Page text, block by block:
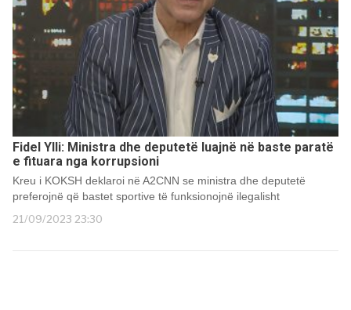
Fidel Ylli: Ministra dhe deputetë luajnë në baste paratë
e fituara nga korrupsioni
Kreu i KOKSH deklaroi në A2CNN se ministra dhe deputetë
preferojnë që bastet sportive të funksionojnë ilegalisht
21/09/2023 23:30